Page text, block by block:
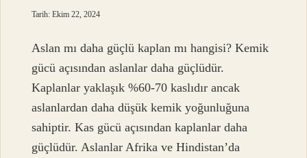
Tarih: Ekim 22, 2024
Aslan mı daha güçlü kaplan mı hangisi? Kemik
gücü açısından aslanlar daha güçlüdür.
Kaplanlar yaklaşık %60-70 kaslıdır ancak
aslanlardan daha düşük kemik yoğunluğuna
sahiptir. Kas gücü açısından kaplanlar daha
güçlüdür. Aslanlar Afrika ve Hindistan’da